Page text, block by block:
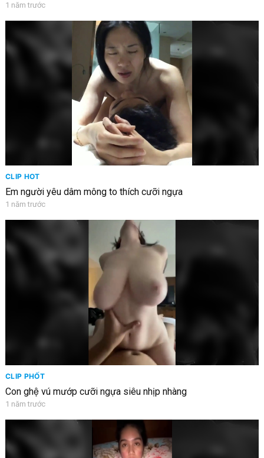
1 năm trước
CLIP HOT
Em người yêu dâm mông to thích cưỡi ngựa
1 năm trước
CLIP PHỐT
Con ghệ vú mướp cưỡi ngựa siêu nhịp nhàng
1 năm trước